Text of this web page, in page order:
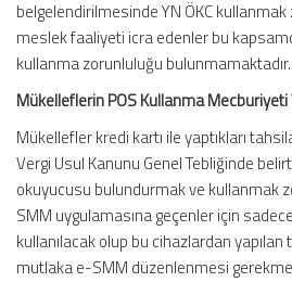
belgelendirilmesinde YN ÖKC
meslek faaliyeti icra edenler bu
kullanma zorunluluğu bulunmamaktadır.
Mükelleflerin POS Kullanma Mecburiyeti
Mükellefler kredi kartı ile yaptıkları
Vergi Usul Kanunu Genel Tebliğinde
okuyucusu bulundurmak ve kullanmak
SMM uygulamasına geçenler için
kullanılacak olup bu cihazlardan
mutlaka e-SMM düzenlenmesi